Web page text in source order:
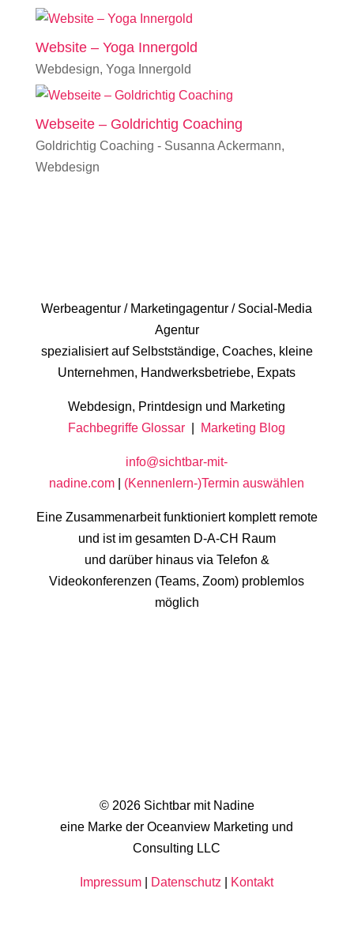
Website – Yoga Innergold
Webdesign, Yoga Innergold
Webseite – Goldrichtig Coaching
Goldrichtig Coaching - Susanna Ackermann,
Webdesign
Werbeagentur / Marketingagentur / Social-Media
Agentur
spezialisiert auf Selbstständige, Coaches, kleine
Unternehmen, Handwerksbetriebe, Expats
Webdesign, Printdesign und Marketing
Fachbegriffe Glossar
Marketing Blog
info@sichtbar-mit-
nadine.com
(Kennenlern-)Termin auswählen
Eine Zusammenarbeit funktioniert komplett remote
und ist im gesamten D-A-CH Raum
und darüber hinaus via Telefon &
Videokonferenzen (Teams, Zoom) problemlos
möglich
© 2026 Sichtbar mit Nadine
eine Marke der Oceanview Marketing und
Consulting LLC
Impressum Datenschutz Kontakt